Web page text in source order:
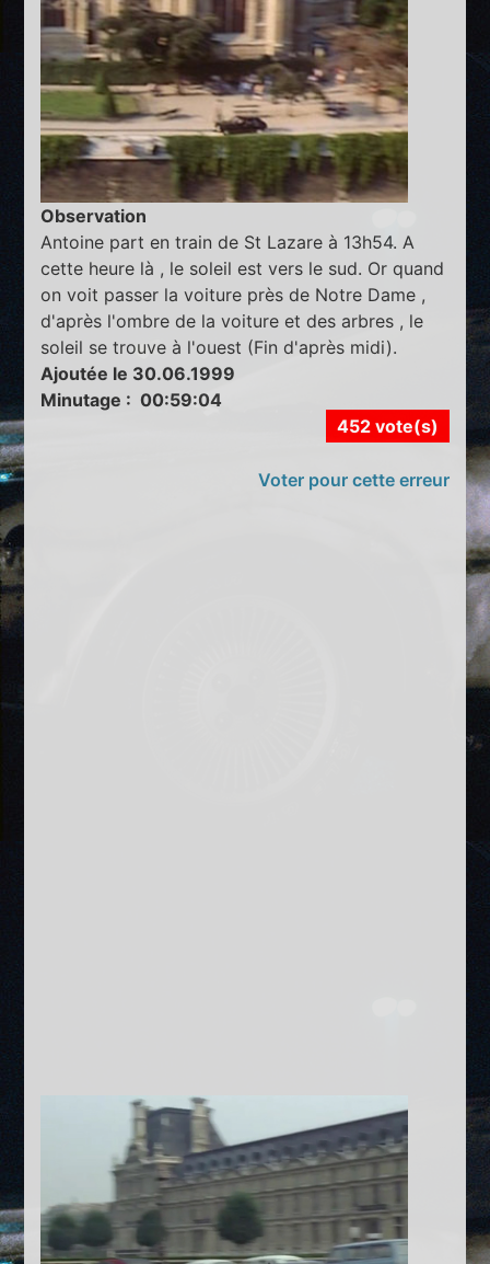
Observation
Antoine part en train de St Lazare à 13h54. A
cette heure là , le soleil est vers le sud. Or quand
on voit passer la voiture près de Notre Dame ,
d'après l'ombre de la voiture et des arbres , le
soleil se trouve à l'ouest (Fin d'après midi).
Ajoutée le 30.06.1999
Minutage : 00:59:04
452 vote(s)
Voter pour cette erreur